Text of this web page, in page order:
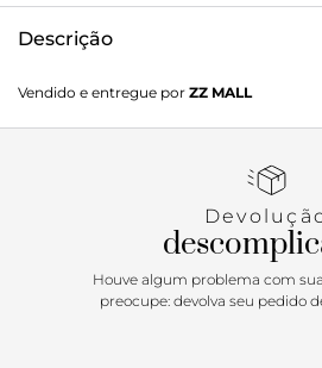
Descrição
rasteiro, sola revestida em palha
arredondado na ponta. Aberta atrás,
Com palmilha da cor da mule e
Vendido e entregue por ZZ MALL
Houve algum problema com
preocupe: devolva seu pedido